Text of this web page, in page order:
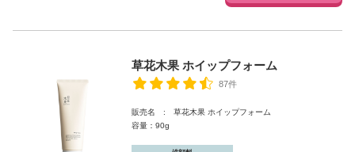
草花木果 ホイップフォーム
87件
販売名 : 草花木果 ホイップフォーム
容量：90g